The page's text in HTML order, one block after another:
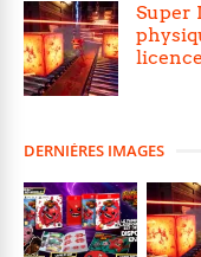
Super
DERNIÈRES IMAGES